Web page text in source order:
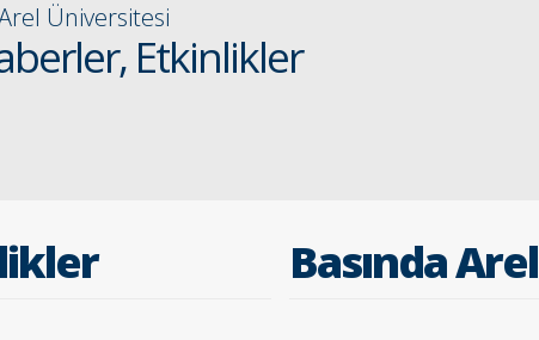
Üniversitesi
Etkinlikler
Basında Arel